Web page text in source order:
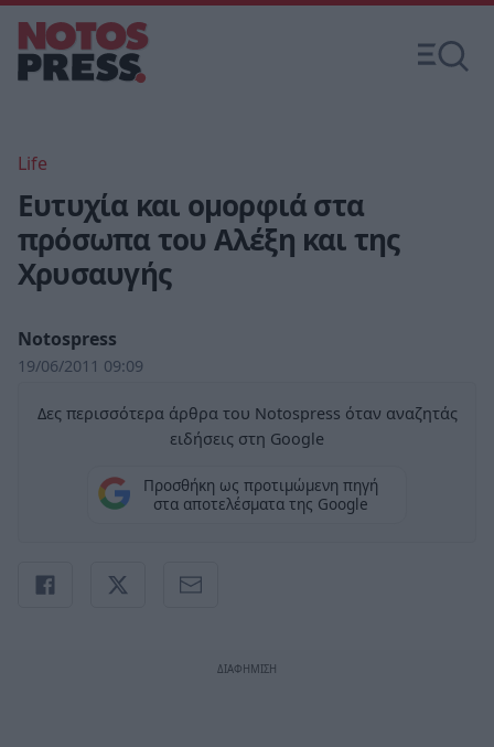
Life
Ευτυχία και ομορφιά στα
πρόσωπα του Αλέξη και της
Χρυσαυγής
Notospress
19/06/2011 09:09
Δες περισσότερα άρθρα του Notospress όταν αναζητάς
ειδήσεις στη Google
Προσθήκη ως προτιμώμενη πηγή
στα αποτελέσματα της Google